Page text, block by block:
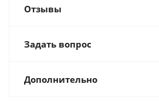
Отзывы
Задать вопрос
Дополнительно